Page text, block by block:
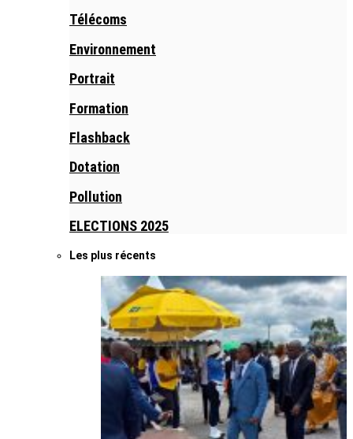
Télécoms
Environnement
Portrait
Formation
Flashback
Dotation
Pollution
ELECTIONS 2025
Les plus récents